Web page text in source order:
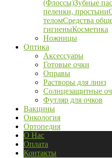
(Флоссы)Зубные
пеленки, простыни
теломСредства
гигиеныКосметика
Ножницы
Оптика
Аксессуары
Готовые очки
Оправы
Растворы для линз
Солнцезащитные
Футляр для очков
Вакцины
Онкология
Ортопедия
О Нас
Оплата
Контакты